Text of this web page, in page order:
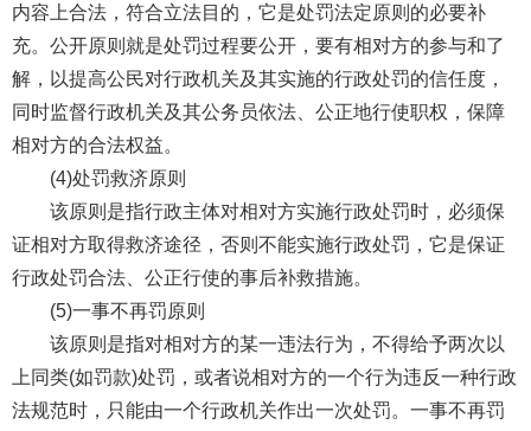
内容上合法，符合立法目的，它是处罚法定原则的必要补
充。公开原则就是处罚过程要公开，要有相对方的参与和了
解，以提高公民对行政机关及其实施的行政处罚的信任度，
同时监督行政机关及其公务员依法、公正地行使职权，保障
相对方的合法权益。
(4)处罚救济原则
该原则是指行政主体对相对方实施行政处罚时，必须保
证相对方取得救济途径，否则不能实施行政处罚，它是保证
行政处罚合法、公正行使的事后补救措施。
(5)一事不再罚原则
该原则是指对相对方的某一违法行为，不得给予两次以
上同类(如罚款)处罚，或者说相对方的一个行为违反一种行政
法规范时，只能由一个行政机关作出一次处罚。一事不再罚